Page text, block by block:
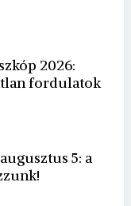
2026:
fordulatok
5: a